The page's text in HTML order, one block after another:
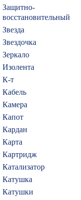
Защитно-
восстановительный
Звезда
Звездочка
Зеркало
Изолента
К-т
Кабель
Камера
Капот
Кардан
Карта
Картридж
Катализатор
Катушка
Катушки